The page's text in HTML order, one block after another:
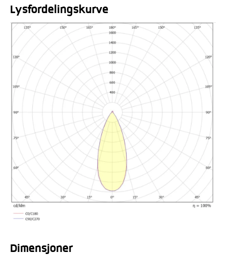
Lysfordelingskurve
Dimensjoner